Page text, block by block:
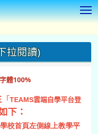
拉閱讀)
體100%
「 TEAMS雲端自學平台登
下：
學校首頁左側線上教學平